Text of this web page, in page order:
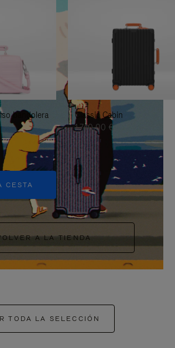
bandolera
CESTA
Classic Cabin
1.740,00 €
A LA TIENDA
TODA LA SELECCIÓN